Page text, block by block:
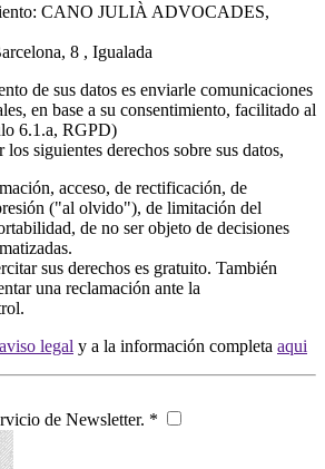
CANO JULIÀ ADVOCADES,
8 , Igualada
de sus datos es enviarle comunicaciones
en base a su consentimiento, facilitado al
6.1.a, RGPD)
siguientes derechos sobre sus datos,
acceso, de rectificación, de
("al olvido"), de limitación del
de no ser objeto de decisiones
sus derechos es gratuito. También
una reclamación ante la
aviso legal y a la información completa aqui
de Newsletter. *